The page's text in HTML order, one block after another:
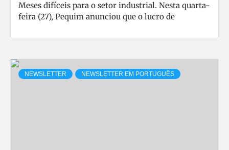
Meses difíceis para o setor industrial. Nesta quarta-
feira (27), Pequim anunciou que o lucro de
NEWSLETTER NEWSLETTER EM PORTUGUÊS